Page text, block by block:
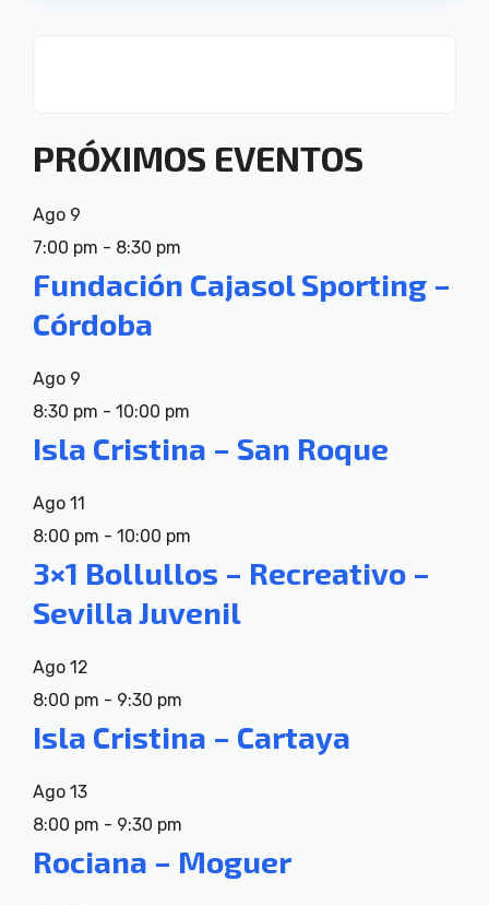
PRÓXIMOS EVENTOS
Ago 9
7:00 pm - 8:30 pm
Fundación Cajasol Sporting –
Córdoba
Ago 9
8:30 pm - 10:00 pm
Isla Cristina – San Roque
Ago 11
8:00 pm - 10:00 pm
3×1 Bollullos – Recreativo –
Sevilla Juvenil
Ago 12
8:00 pm - 9:30 pm
Isla Cristina – Cartaya
Ago 13
8:00 pm - 9:30 pm
Rociana – Moguer